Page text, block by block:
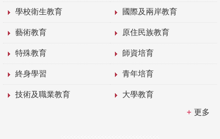
學校衛生教育 國際及兩岸教育
藝術教育 原住民族教育
特殊教育 師資培育
終身學習 青年培育
技術及職業教育 大學教育
更多